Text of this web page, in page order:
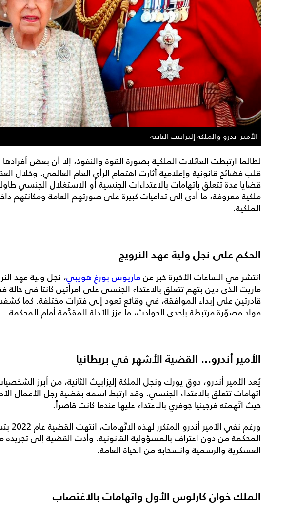
الأمير أندرو والملكة إليزابيث الثانية
لطالما ارتبطت العائلات الملكية بصورة القوة والنفوذ، إلا أن بعض
قلب فضائح قانونية وإعلامية أثارت اهتمام الرأي العام العالمي. وخلال
قضايا عدة تتعلق باتهامات بالاعتداءات الجنسية أو الاستغلال الجنسي
ملكية معروفة، ما أدى إلى تداعيات كبيرة على صورتهم العامة ومكانتهم
الملكية.
الحكم على نجل ولية عهد النرويج
انتشر في الساعات الأخيرة خبر عنماريوس بورغ هويبي، نجل ولية عهد
ماريت الذي دِين بتهم تتعلق بالاعتداء الجنسي على امرأتين كانتا في حالة
قادرتين على إبداء الموافقة، في وقائع تعود إلى فترات مختلفة. كما
مواد مصوّرة مرتبطة بإحدى الحوادث، ما عزز الأدلة المقدَّمة أمام المحكمة.
الأمير أندرو... القضية الأشهر في بريطانيا
يُعد الأمير أندرو، دوق يورك ونجل الملكة إليزابيث الثانية، من أبرز
اتهامات تتعلق بالاعتداء الجنسي. وقد ارتبط اسمه بقضية رجل الأعمال
حيث اتّهمته فرجينيا جوفري بالاعتداء عليها عندما كانت قاصراً.
ورغم نفي
المحكمة من دون اعتراف بالمسؤولية القانونية. وأدت القضية إلى تجريده
العسكرية والرسمية وانسحابه من الحياة العامة.
الملك خوان كارلوس الأول واتهامات بالاغتصاب